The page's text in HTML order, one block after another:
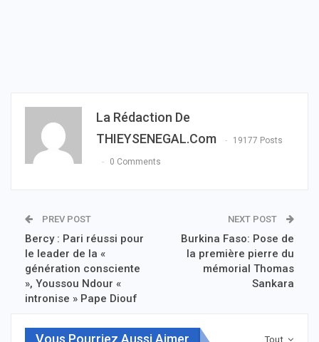
La Rédaction De
THIEYSENEGAL.com
19177 Posts
0 Comments
PREV POST
Bercy : Pari réussi pour
le leader de la «
génération consciente
», Youssou Ndour «
intronise » Pape Diouf
NEXT POST
Burkina Faso: Pose de
la première pierre du
mémorial Thomas
Sankara
Tout